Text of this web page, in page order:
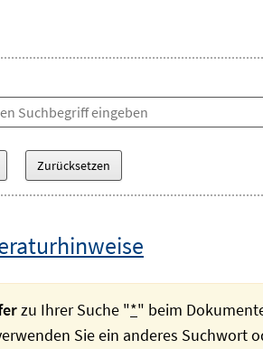
zu Ihrer Suche "*" beim
Sie ein anderes Suchwort